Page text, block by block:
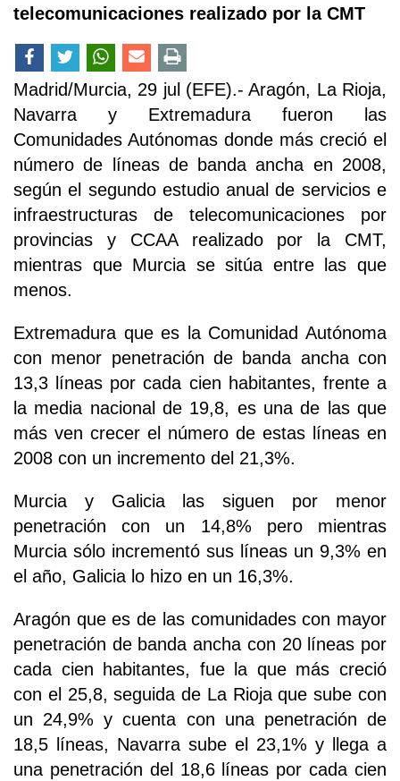
telecomunicaciones realizado por la CMT
Madrid/Murcia, 29 jul (EFE).- Aragón, La Rioja,
Navarra y Extremadura fueron las
Comunidades Autónomas donde más creció el
número de líneas de banda ancha en 2008,
según el segundo estudio anual de servicios e
infraestructuras de telecomunicaciones por
provincias y CCAA realizado por la CMT,
mientras que Murcia se sitúa entre las que
menos.
Extremadura que es la Comunidad Autónoma
con menor penetración de banda ancha con
13,3 líneas por cada cien habitantes, frente a
la media nacional de 19,8, es una de las que
más ven crecer el número de estas líneas en
2008 con un incremento del 21,3%.
Murcia y Galicia las siguen por menor
penetración con un 14,8% pero mientras
Murcia sólo incrementó sus líneas un 9,3% en
el año, Galicia lo hizo en un 16,3%.
Aragón que es de las comunidades con mayor
penetración de banda ancha con 20 líneas por
cada cien habitantes, fue la que más creció
con el 25,8, seguida de La Rioja que sube con
un 24,9% y cuenta con una penetración de
18,5 líneas, Navarra sube el 23,1% y llega a
una penetración del 18,6 líneas por cada cien